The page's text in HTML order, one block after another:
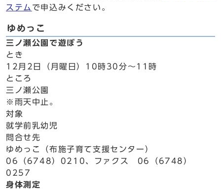
ステム で申込みください。
ゆめっこ
三ノ瀬公園で遊ぼう
とき
12月2日（月曜日）10時30分～11時
ところ
三ノ瀬公園
※雨天中止。
対象
就学前乳幼児
問合せ先
ゆめっこ（布施子育て支援センター）
06（6748）0210、ファクス 06（6748）
0257
身体測定